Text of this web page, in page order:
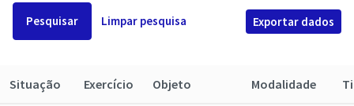
Pesquisar Limpar pesquisa Exportar dados
Situação Exercício Objeto Modalidade